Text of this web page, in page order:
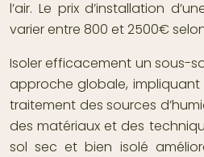
l’air. Le prix d’installation
varier entre 800 et 2500€
Isoler efficacement un sous-
approche globale,
traitement des sources
des matériaux et des
sol sec et bien isolé